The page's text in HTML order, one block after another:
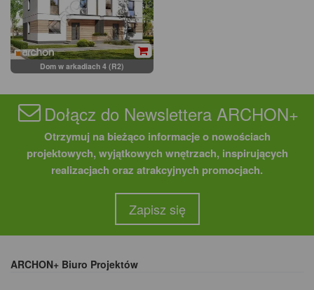
Dom w arkadiach 4 (R2)
Dołącz do Newslettera ARCHON+
Otrzymuj na bieżąco informacje o nowościach
projektowych, wyjątkowych wnętrzach, inspirujących
realizacjach oraz atrakcyjnych promocjach.
Zapisz się
ARCHON+ Biuro Projektów